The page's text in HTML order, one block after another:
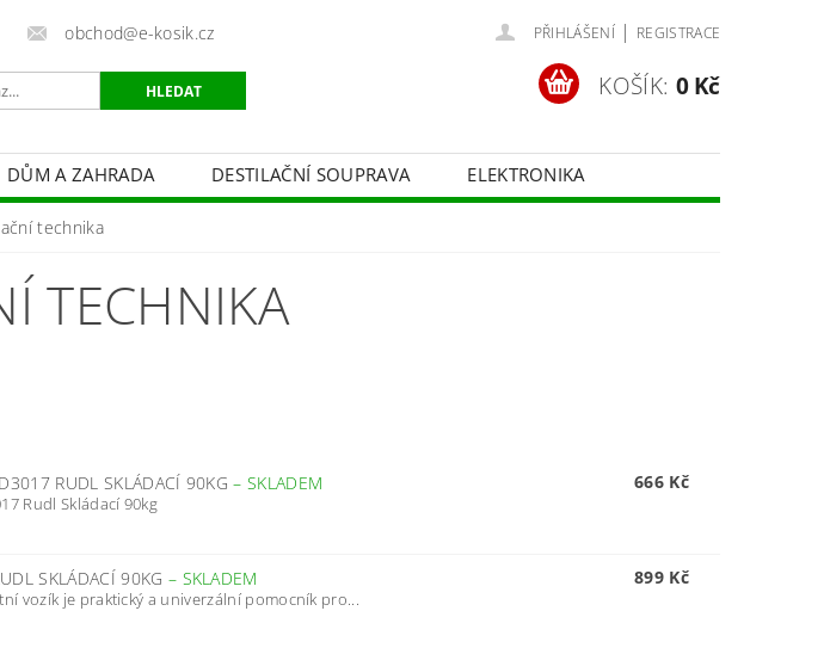
obchod@e-kosik.cz PŘIHLÁŠENÍ | REGISTRACE
KOŠÍK: 0 Kč
DŮM A ZAHRADA DESTILAČNÍ SOUPRAVA
ELEKTRONIKA
OSVĚTLENÍ
technika
TECHNIKA
RUDL SKLÁDACÍ 90KG–SKLADEM
Rudl Skládací 90kg
666 Kč
SKLÁDACÍ 90KG – SKLADEM
vozík je praktický a univerzální pomocník pro...
899 Kč